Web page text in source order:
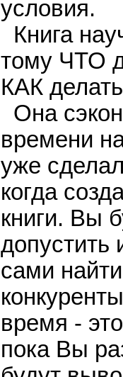
условия.
Книга
тому ЧТО
КАК
Она
времени
уже
когда
книги. Вы
сами
время -
пока Вы